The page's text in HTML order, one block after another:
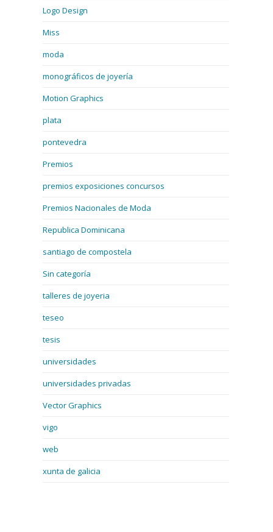
Logo Design
Miss
moda
monográficos de joyería
Motion Graphics
plata
pontevedra
Premios
premios exposiciones concursos
Premios Nacionales de Moda
Republica Dominicana
santiago de compostela
Sin categoría
talleres de joyeria
teseo
tesis
universidades
universidades privadas
Vector Graphics
vigo
web
xunta de galicia